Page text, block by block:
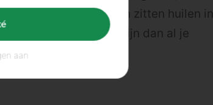
liever wilt gaan zitten huilen in
moet sterker zijn dan al je
aan